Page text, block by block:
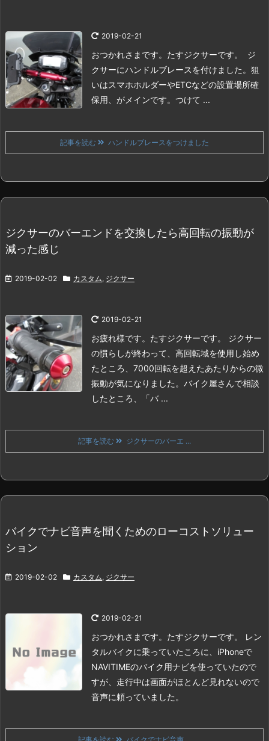
2019-02-21
おつかれさまです。たすジクサーです。
ジ
クサーにハンドルブレースを付けました。 狙
いはスマホホルダーやETCなどの設置場所確
保用、がメインです。 つけて ...
記事を読む ハンドルブレースをつけました
ジクサーのバーエンドを交換したら高回転の振動が
減った感じ
2019-02-02 カスタム, ジクサー
2019-02-21
お疲れ様です。たすジクサーです。
ジクサー
の慣らしが終わって、高回転域を使用し始め
たところ、7000回転を超えたあたりからの微
振動が気になりました。 バイク屋さんで相談
したところ、「バ ...
記事を読む ジクサーのバーエ ...
バイクでナビ音声を聞くためのローコストソリュー
ション
2019-02-02 カスタム, ジクサー
2019-02-21
おつかれさまです。たすジクサーです。
レン
タルバイクに乗っていたころに、iPhoneで
NAVITIMEのバイク用ナビを使っていたので
すが、走行中は画面がほとんど見れないので
音声に頼っていました。